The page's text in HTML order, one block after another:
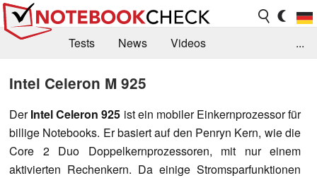
Tests News
Videos
Forum
...
Intel Celeron M 925
DerIntel Celeron 925 ist ein mobiler Einkernprozessor für
billige Notebooks. Er basiert auf den Penryn Kern, wie die
Core 2 Duo Doppelkernprozessoren, mit nur einem
aktivierten Rechenkern. Da einige Stromsparfunktionen